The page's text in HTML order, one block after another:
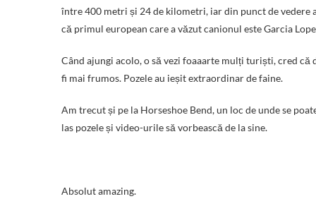
între 400 metri și 24 de kilometri, iar din punct de
că primul european care a văzut canionul este Garcia
Când ajungi acolo, o să vezi foaaarte mulți turiști, cred
fi mai frumos. Pozele au ieșit extraordinar de faine.
Am trecut și pe la Horseshoe Bend, un loc de unde se
las pozele și video-urile să vorbească de la sine.
Absolut amazing.